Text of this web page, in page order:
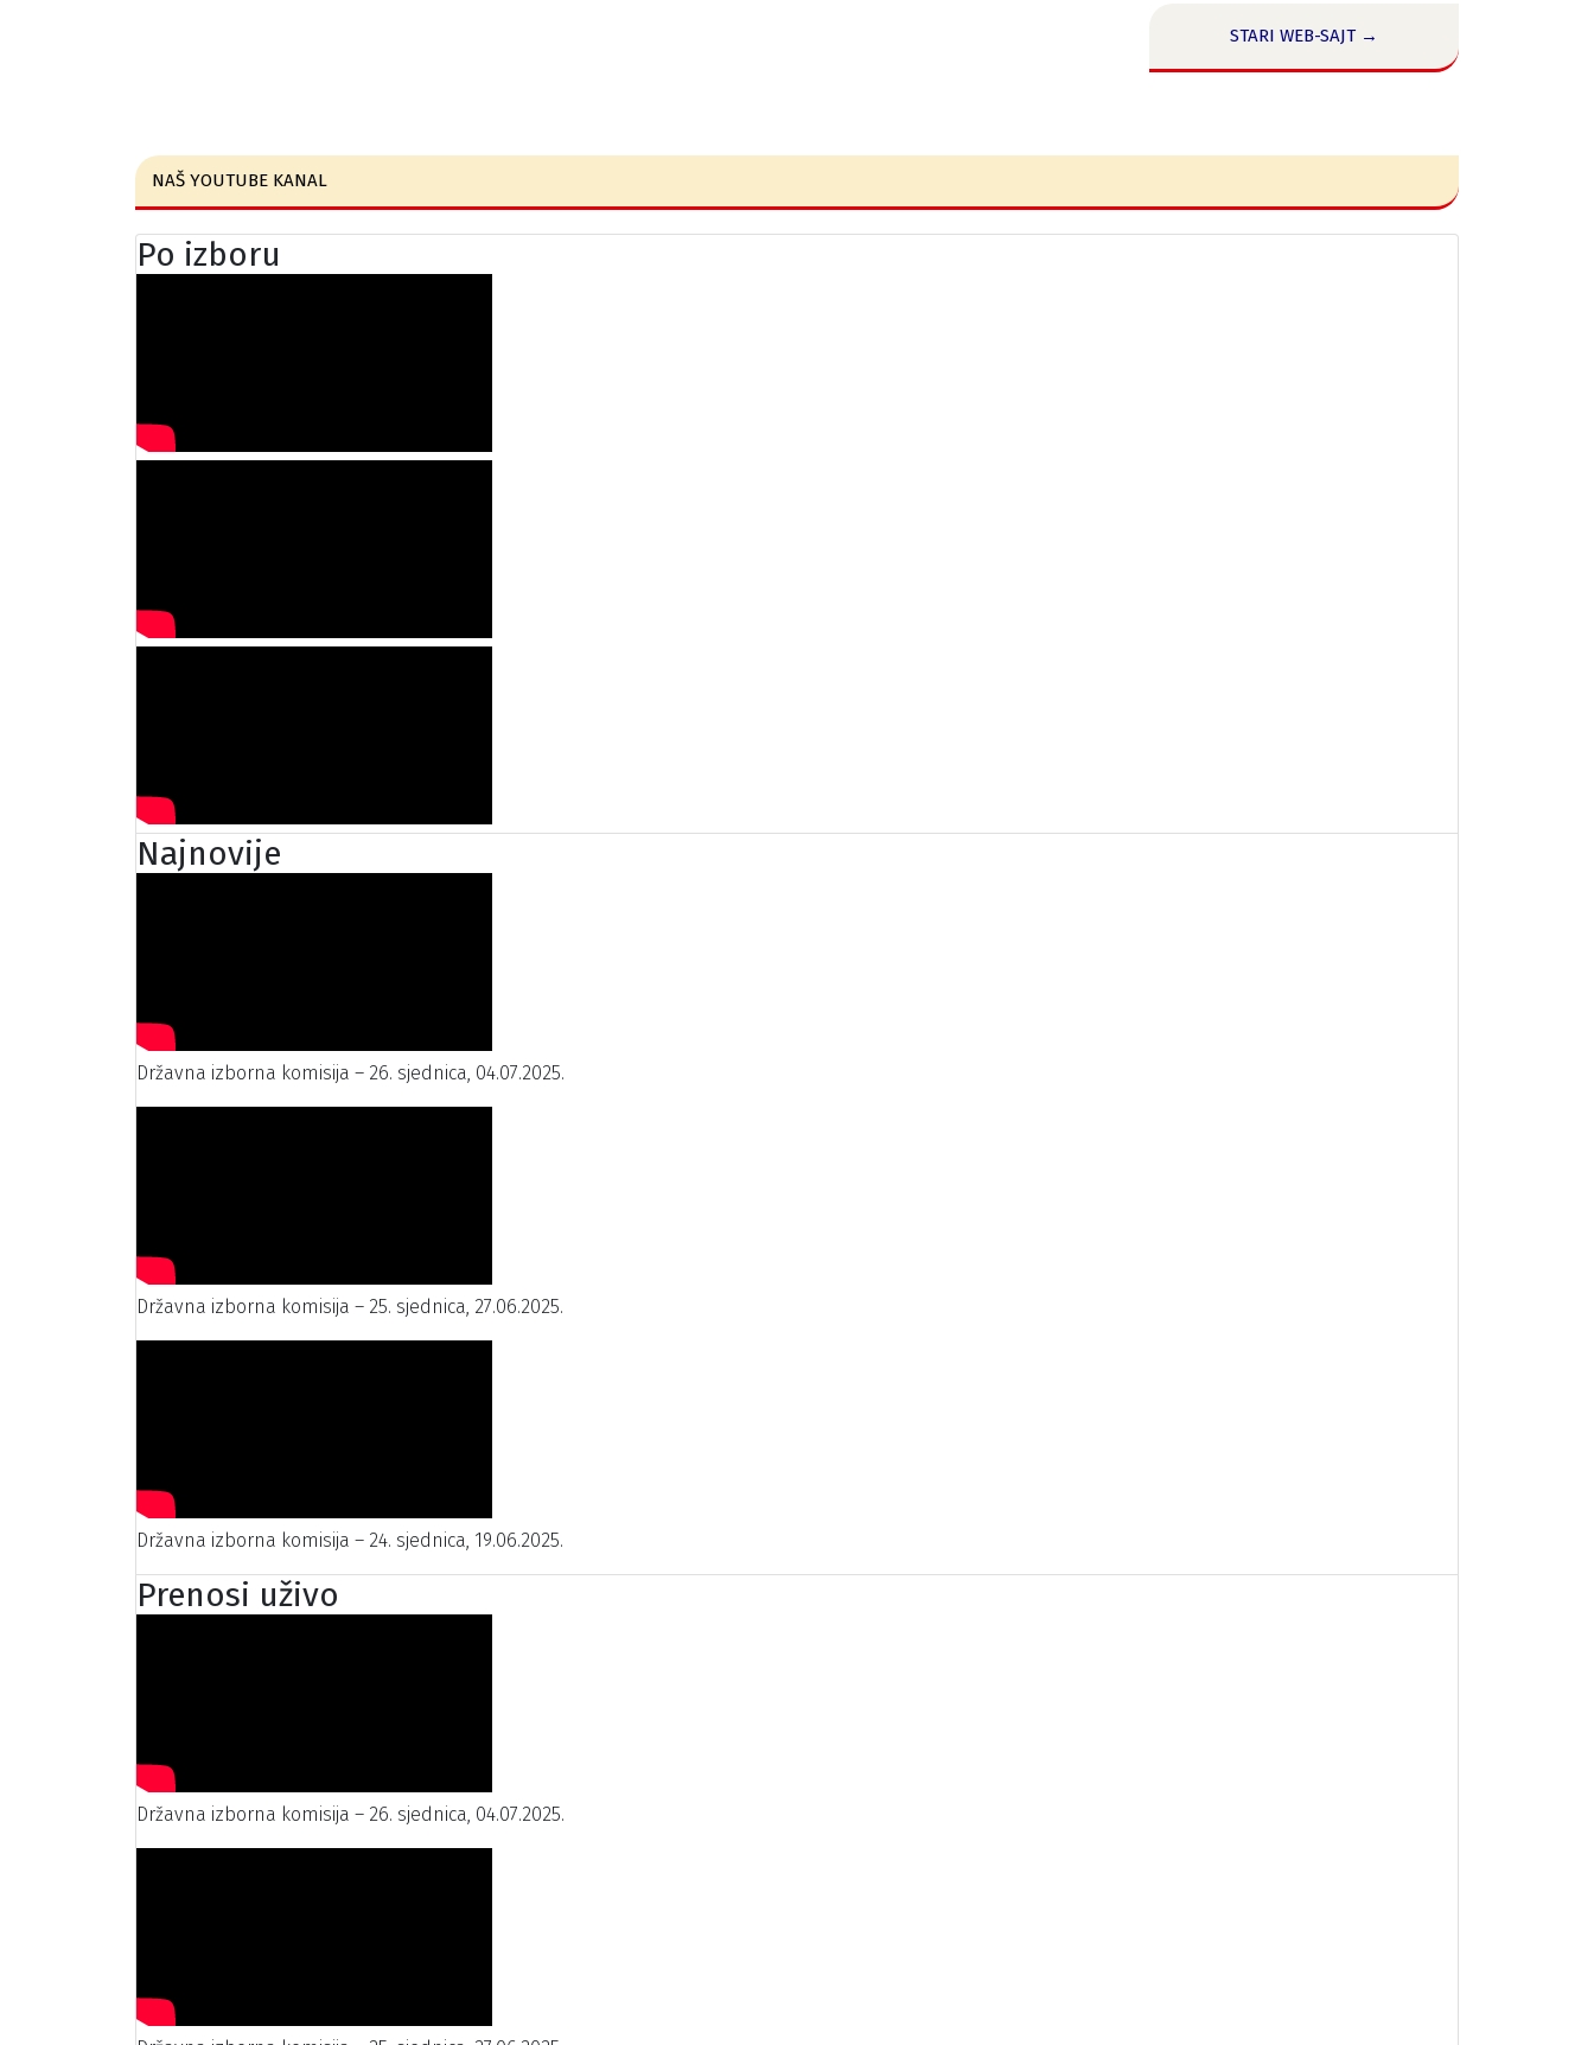
STARI WEB-SAJT →
NAŠ YOUTUBE KANAL
Po izboru
Najnovije
Državna izborna komisija – 26. sjednica, 04.07.2025.
Državna izborna komisija – 25. sjednica, 27.06.2025.
Državna izborna komisija – 24. sjednica, 19.06.2025.
Prenosi uživo
Državna izborna komisija – 26. sjednica, 04.07.2025.